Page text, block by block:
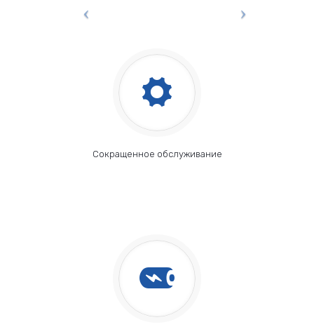
Сокращенное обслуживание